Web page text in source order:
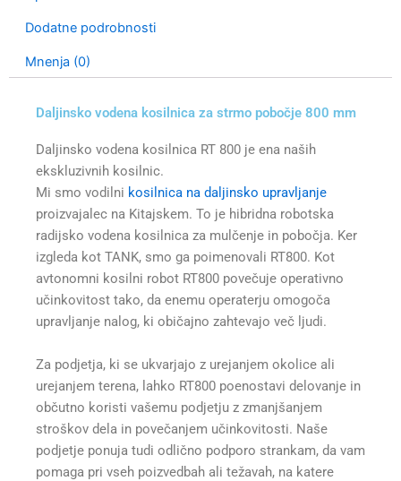
Dodatne podrobnosti
Mnenja (0)
Daljinsko vodena kosilnica za strmo pobočje 800 mm
Daljinsko vodena kosilnica RT 800 je ena naših
ekskluzivnih kosilnic.
Mi smo vodilni kosilnica na daljinsko upravljanje
proizvajalec na Kitajskem. To je hibridna robotska
radijsko vodena kosilnica za mulčenje in pobočja. Ker
izgleda kot TANK, smo ga poimenovali RT800. Kot
avtonomni kosilni robot RT800 povečuje operativno
učinkovitost tako, da enemu operaterju omogoča
upravljanje nalog, ki običajno zahtevajo več ljudi.
Za podjetja, ki se ukvarjajo z urejanjem okolice ali
urejanjem terena, lahko RT800 poenostavi delovanje in
občutno koristi vašemu podjetju z zmanjšanjem
stroškov dela in povečanjem učinkovitosti. Naše
podjetje ponuja tudi odlično podporo strankam, da vam
pomaga pri vseh poizvedbah ali težavah, na katere